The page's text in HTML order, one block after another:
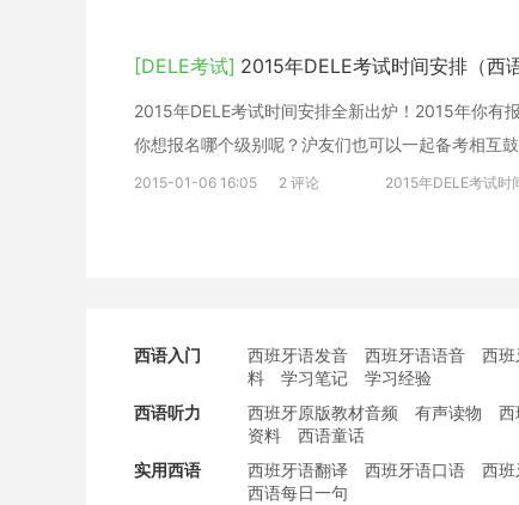
[DELE考试] 2015年DELE考试时间安排（西
2015年DELE考试时间安排全新出炉！2015年你有
你想报名哪个级别呢？沪友们也可以一起备考相互鼓
2015-01-06 16:05 2 评论 2015年DELE考试时
西语入门 西班牙语发音 西班牙语语音 西
料
学习笔记
学习经验
西语听力
西班牙原版教材音频 有声读物 西
资料
西语童话
实用西语
西班牙语翻译 西班牙语口语 西班
西语每日一句